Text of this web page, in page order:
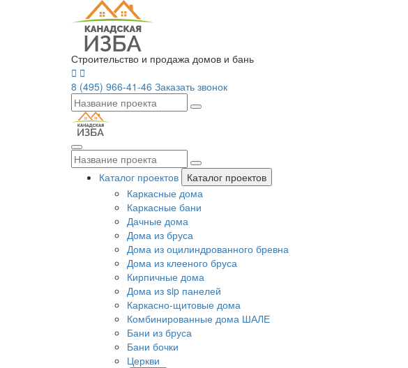
Строительство и продажа домов и бань
8 (495) 966-41-46 Заказать звонок
Каталог проектов
Каталог проектов
Каркасные дома
Каркасные бани
Дачные дома
Дома из бруса
Дома из оцилиндрованного бревна
Дома из клееного бруса
Кирпичные дома
Дома из sip панелей
Каркасно-щитовые дома
Комбинированные дома ШАЛЕ
Бани из бруса
Бани бочки
Церкви